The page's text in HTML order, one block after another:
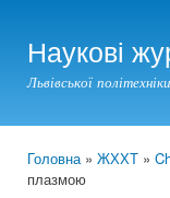
Наукові
Львівської політехніки
You are here
Головна» ЖХХТ »
плазмою